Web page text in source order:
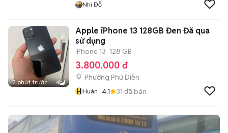
Nhi Đỗ
2 phút trước 4
Apple iPhone 13 128GB Đen Đã qua
sử dụng
iPhone 13 128 GB
3.800.000 đ
Phường Phú Diễn
HHuân 4.1 31 đã bán